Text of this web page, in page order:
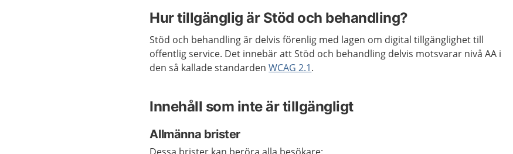
Hur tillgänglig är Stöd och behandling?
Stöd och behandling är delvis förenlig med lagen om digital tillgänglighet till
offentlig service. Det innebär att Stöd och behandling delvis motsvarar nivå AA i
den så kallade standardenWCAG 2.1.
Innehåll som inte är tillgängligt
Allmänna brister